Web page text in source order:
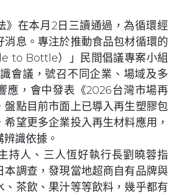
》在本月2日三讀通過，為循環經
消息。專注於推動食品包材循環的
to Bottle）」民間倡議專案小組
會議，號召不同企業、場域及多
應，會中發表《2026台灣市場再
盤點目前市面上已導入再生塑膠包
望更多企業投入再生材料應用，
識依據。
持人、三人恆好執行長劉曉蓉指
本調查，發現當地超商自有品牌與
、茶飲、果汁等等飲料，幾乎都有